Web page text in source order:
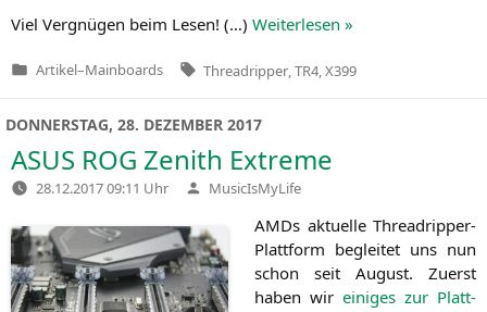
Viel Ver­gnü­gen beim Lesen! (…) Wei­ter­le­sen »
Veröffentlicht
Artikel–Mainboards Tags:
Threadripper TR4 X399
DONNERSTAG, 28. DEZEMBER 2017
ASUS ROG Zenith Extreme
28.12.2017 09:11 Uhr Verfasst
von
MusicIsMyLife
AMDs aktu­el­le Thre­ad­rip­per-
Platt­form beglei­tet uns nun
schon seit August. Zuerst
haben wir eini­ges zur Platt­